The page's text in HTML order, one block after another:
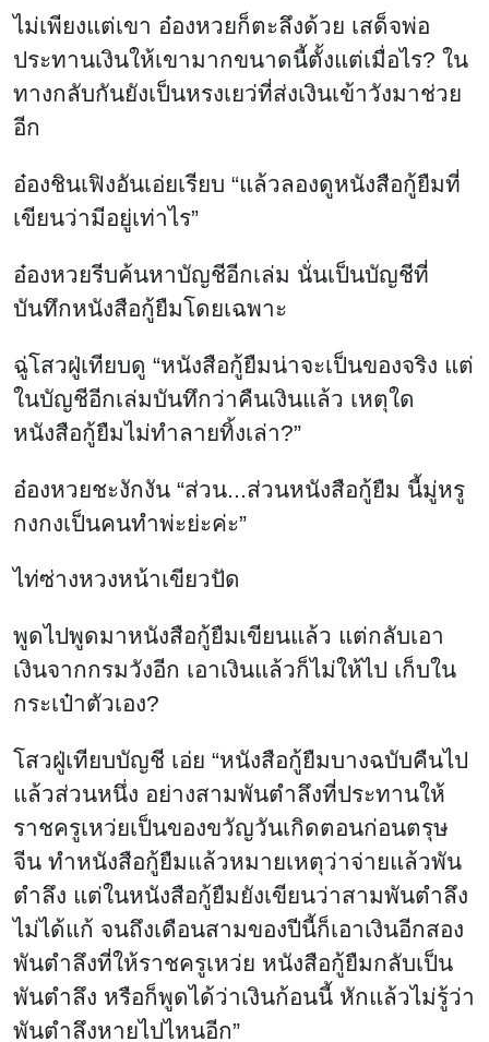
ไม่เพียงแต่เขา อ๋องหวยก็ตะลึงด้วย เสด็จพ่อ
ประทานเงินให้เขามากขนาดนี้ตั้งแต่เมื่อไร? ใน
ทางกลับกันยังเป็นหรงเยว่ที่ส่งเงินเข้าวังมาช่วย
อีก
อ๋องชินเฟิงอันเอ่ยเรียบ “แล้วลองดูหนังสือกู้ยืมที่
เขียนว่ามีอยู่เท่าไร”
อ๋องหวยรีบค้นหาบัญชีอีกเล่ม นั่นเป็นบัญชีที่
บันทึกหนังสือกู้ยืมโดยเฉพาะ
ฉู่โสวฝู่เทียบดู “หนังสือกู้ยืมน่าจะเป็นของจริง แต่
ในบัญชีอีกเล่มบันทึกว่าคืนเงินแล้ว เหตุใด
หนังสือกู้ยืมไม่ทำลายทิ้งเล่า?”
อ๋องหวยชะงักงัน “ส่วน...ส่วนหนังสือกู้ยืม นี้มู่หรู
กงกงเป็นคนทำพ่ะย่ะค่ะ”
ไท่ซ่างหวงหน้าเขียวปัด
พูดไปพูดมาหนังสือกู้ยืมเขียนแล้ว แต่กลับเอา
เงินจากกรมวังอีก เอาเงินแล้วก็ไม่ให้ไป เก็บใน
กระเป๋าตัวเอง?
โสวฝู่เทียบบัญชี เอ่ย “หนังสือกู้ยืมบางฉบับคืนไป
แล้วส่วนหนึ่ง อย่างสามพันตำลึงที่ประทานให้
ราชครูเหว่ยเป็นของขวัญวันเกิดตอนก่อนตรุษ
จีน ทำหนังสือกู้ยืมแล้วหมายเหตุว่าจ่ายแล้วพัน
ตำลึง แต่ในหนังสือกู้ยืมยังเขียนว่าสามพันตำลึง
ไม่ได้แก้ จนถึงเดือนสามของปีนี้ก็เอาเงินอีกสอง
พันตำลึงที่ให้ราชครูเหว่ย หนังสือกู้ยืมกลับเป็น
พันตำลึง หรือก็พูดได้ว่าเงินก้อนนี้ หักแล้วไม่รู้ว่า
พันตำลึงหายไปไหนอีก”